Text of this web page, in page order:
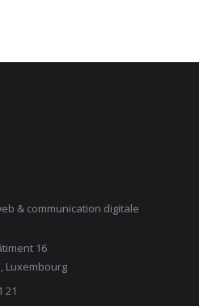
& communication digitale
16
Luxembourg
21